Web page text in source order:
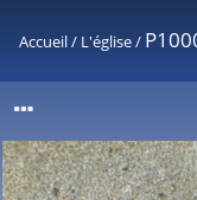
Accueil/ L'église/